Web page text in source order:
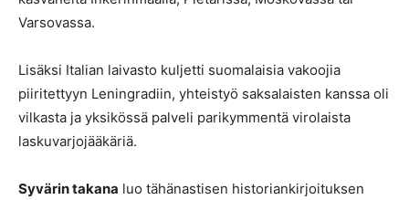
Varsovassa.
Lisäksi Italian laivasto kuljetti suomalaisia vakoojia
piiritettyyn Leningradiin, yhteistyö saksalaisten kanssa oli
vilkasta ja yksikössä palveli parikymmentä virolaista
laskuvarjojääkäriä.
Syvärin takana luo tähänastisen historiankirjoituksen